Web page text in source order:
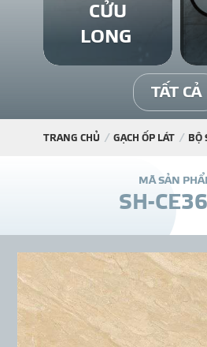
CỬU
LONG
TẤT CẢ
TRANG CHỦ GẠCH ỐP LÁT BỘ
MÃ SẢN PHẨ
SH-CE36